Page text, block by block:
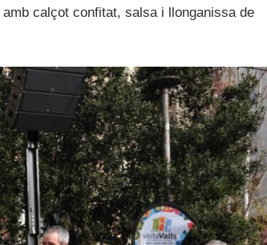
calçot confitat, salsa i llonganissa de